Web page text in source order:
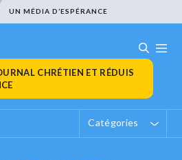
UN MÉDIA D’ESPÉRANCE
CHRÉTIEN ET RÉDUIS
Catégories